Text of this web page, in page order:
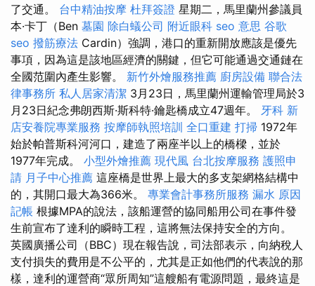
了交通。 台中精油按摩 杜拜簽證 星期二，馬里蘭州參議員
本·卡丁（Ben 墓園 除白蟻公司 附近眼科 seo 意思 谷歌
seo 撥筋療法 Cardin）強調，港口的重新開放應該是優先
事項，因為這是該地區經濟的關鍵，但它可能通過交通鏈在
全國范圍內產生影響。 新竹外燴服務推薦 廚房設備 聯合法
律事務所 私人居家清潔 3月23日，馬里蘭州運輸管理局於3
月23日紀念弗朗西斯·斯科特·鑰匙橋成立47週年。 牙科 新
店安養院專業服務 按摩師執照培訓 全口重建 打掃 1972年
始於帕普斯科河河口，建造了兩座半以上的橋樑，並於
1977年完成。 小型外燴推薦 現代風 台北按摩服務 護照申
請 月子中心推薦 這座橋是世界上最大的多支架網格結構中
的，其開口最大為366米。 專業會計事務所服務 漏水 原因
記帳 根據MPA的說法，該船運營的協同船用公司在事件發
生前宣布了達利的瞬時工程，這將無法保持安全的方向。
英國廣播公司（BBC）現在報告說，司法部表示，向納稅人
支付損失的費用是不公平的，尤其是正如他們的代表說的那
樣，達利的運營商“眾所周知”這艘船有電源問題，最終這是